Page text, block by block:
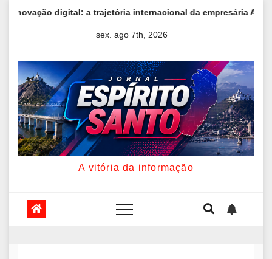
internacional da empresária Adriene Silva Livro
sex. ago 7th, 2026
A vitória da informação